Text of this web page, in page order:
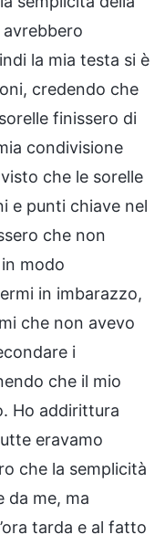
la mia testa si è
credendo che
finissero di
condivisione
che le sorelle
e punti chiave nel
che non
modo
in imbarazzo,
che non avevo
i
che il mio
Ho addirittura
eravamo
che la semplicità
da me, ma
tarda e al fatto